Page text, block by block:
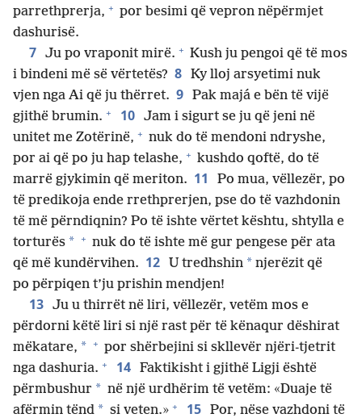
parrethprerja, + por besimi që vepron nëpërmjet
dashurisë.
7 Ju po vraponit mirë. + Kush ju pengoi që të mos
i bindeni më së vërtetës? 8 Ky lloj arsyetimi nuk
vjen nga Ai që ju thërret. 9 Pak majá e bën të vijë
gjithë brumin. + 10 Jam i sigurt se ju që jeni në
unitet me Zotërinë, + nuk do të mendoni ndryshe,
por ai që po ju hap telashe, + kushdo qoftë, do të
marrë gjykimin që meriton. 11
Po mua, vëllezër, po
të predikoja ende rrethprerjen, pse do të vazhdonin
të më përndiqnin? Po të ishte vërtet kështu, shtylla e
torturës * + nuk do të ishte më gur pengese për ata
që më kundërvihen. 12 U tredhshin * njerëzit që
po përpiqen t’ju prishin mendjen!
13 Ju u thirrët në liri, vëllezër, vetëm mos e
përdorni këtë liri si një rast për të kënaqur dëshirat
mëkatare, * + por shërbejini si skllevër njëri-tjetrit
nga dashuria. + 14 Faktikisht i gjithë Ligji është
përmbushur * në një urdhërim të vetëm: «Duaje të
afërmin tënd * si veten.» + 15 Por, nëse vazhdoni të